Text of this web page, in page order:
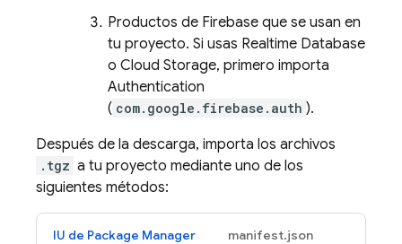
Productos de Firebase que se usan en
tu proyecto. Si usas Realtime Database
o Cloud Storage, primero importa
Authentication
( com.google.firebase.auth ).
Después de la descarga, importa los archivos
.tgz a tu proyecto mediante uno de los
siguientes métodos:
IU de Package Manager manifest.json